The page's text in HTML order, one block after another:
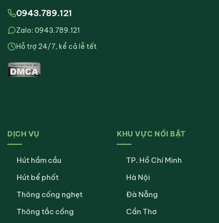
0943.789.121
Zalo: 0943.789.121
Hỗ trợ 24/7, kể cả lễ tết
DỊCH VỤ
Hút hầm cầu
Hút bể phốt
Thông cống nghẹt
Thông tắc cống
KHU VỰC NỔI BẬT
TP. Hồ Chí Minh
Hà Nội
Đà Nẵng
Cần Thơ